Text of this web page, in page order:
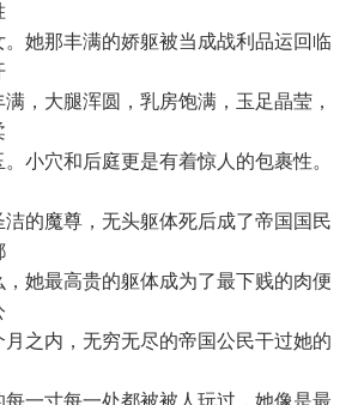
她那丰满的娇躯被当成战利品运回临
，大腿浑圆，乳房饱满，玉足晶莹，
小穴和后庭更是有着惊人的包裹性。
魔尊，无头躯体死后成了帝国国民
她最高贵的躯体成为了最下贱的肉便
之内，无穷无尽的帝国公民干过她的
一寸每一处都被被人玩过，她像是最